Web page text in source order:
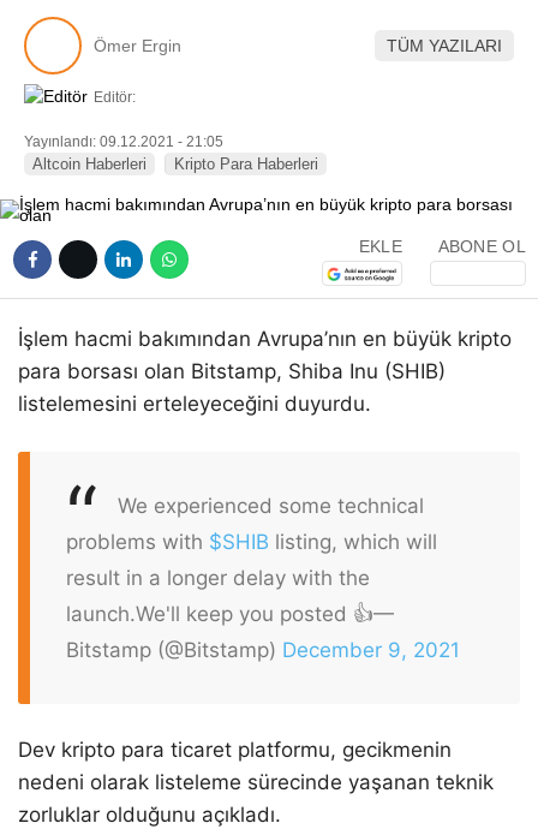
Ömer Ergin TÜM YAZILARI
Editör:
Yayınlandı: 09.12.2021 - 21:05
Altcoin Haberleri Kripto Para Haberleri
EKLE ABONE OL
İşlem hacmi bakımından Avrupa’nın en büyük kripto
para borsası olan Bitstamp, Shiba Inu (SHIB)
listelemesini erteleyeceğini duyurdu.
We experienced some technical
problems with $SHIB listing, which will
result in a longer delay with the
launch.We'll keep you posted 👍—
Bitstamp (@Bitstamp) December 9, 2021
Dev kripto para ticaret platformu, gecikmenin
nedeni olarak listeleme sürecinde yaşanan teknik
zorluklar olduğunu açıkladı.